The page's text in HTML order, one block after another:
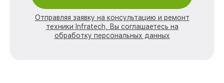
Отправляя заявку на консультацию и ремонт
техники Infratech, Вы соглашаетесь на
обработку персональных данных